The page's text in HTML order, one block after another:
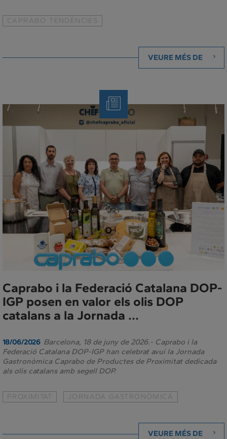
CAPRABO TENDÈNCIES
VEURE MÉS DE
Note
de
Premsa
Caprabo i la Federació Catalana DOP-
IGP posen en valor els olis DOP
catalans a la Jornada ...
18/06/2026 Barcelona, 18 de juny de 2026.- Caprabo i la
Federació Catalana DOP-IGP han celebrat avui la Jornada
Gastronòmica Caprabo de Productes de Proximitat dedicada
als olis catalans amb segell DOP.
PROXIMITAT JORNADA GASTRONÒMICA
VEURE MÉS DE